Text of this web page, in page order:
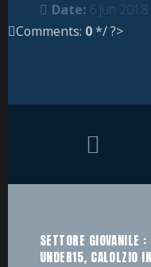
Date: 6 Jun 2018
Comments: 0*/ ?>
SETTORE GIOVANILE
UNDER15, CALOLZIO